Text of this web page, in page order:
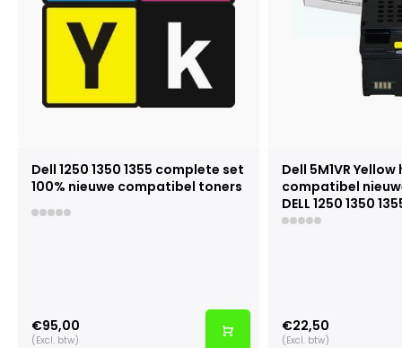
Dell 1250 1350 1355 complete set
100% nieuwe compatibel toners
€95,00
(Excl. btw)
Dell 5M1VR
compatibel
DELL 1250 1350
€22,50
(Excl. btw)